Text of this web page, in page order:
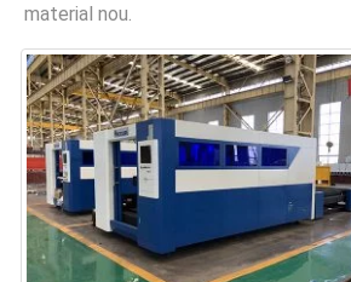
material nou.